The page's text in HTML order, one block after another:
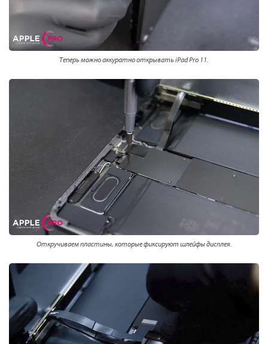
Теперь можно аккуратно открывать iPad Pro 11.
Откручиваем пластины, которые фиксируют шлейфы дисплея.